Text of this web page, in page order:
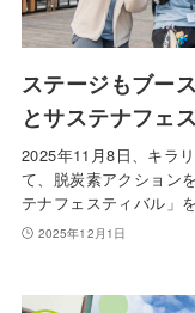
ステージもブー
とサステナフェ
2025年11月8日、キラ
て、脱炭素アクション
テナフェスティバル」
2025年12月1日